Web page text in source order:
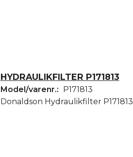
HYDRAULIKFILTER P171813
Model/varenr.:
P171813
Donaldson Hydraulikfilter P171813